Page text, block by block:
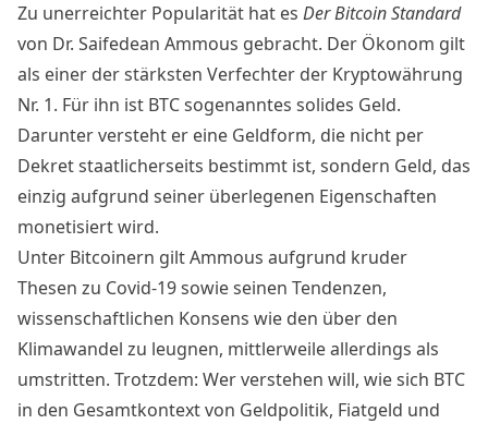
Zu unerreichter Popularität hat es Der Bitcoin Standard
von Dr. Saifedean Ammous gebracht. Der Ökonom gilt
als einer der stärksten Verfechter der Kryptowährung
Nr. 1. Für ihn ist BTC sogenanntes solides Geld.
Darunter versteht er eine Geldform, die nicht per
Dekret staatlicherseits bestimmt ist, sondern Geld, das
einzig aufgrund seiner überlegenen Eigenschaften
monetisiert wird.
Unter Bitcoinern gilt Ammous aufgrund kruder
Thesen zu Covid-19 sowie seinen Tendenzen,
wissenschaftlichen Konsens wie den über den
Klimawandel zu leugnen, mittlerweile allerdings als
umstritten. Trotzdem: Wer verstehen will, wie sich BTC
in den Gesamtkontext von Geldpolitik, Fiatgeld und